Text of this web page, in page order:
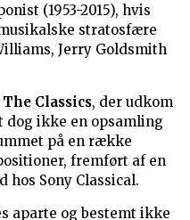
(1953-2015), hvis
stratosfære
Jerry Goldsmith
Classics, der udkom
dog ikke en opsamling
på en række
fremført af en
Sony Classical.
aparte og bestemt ikke